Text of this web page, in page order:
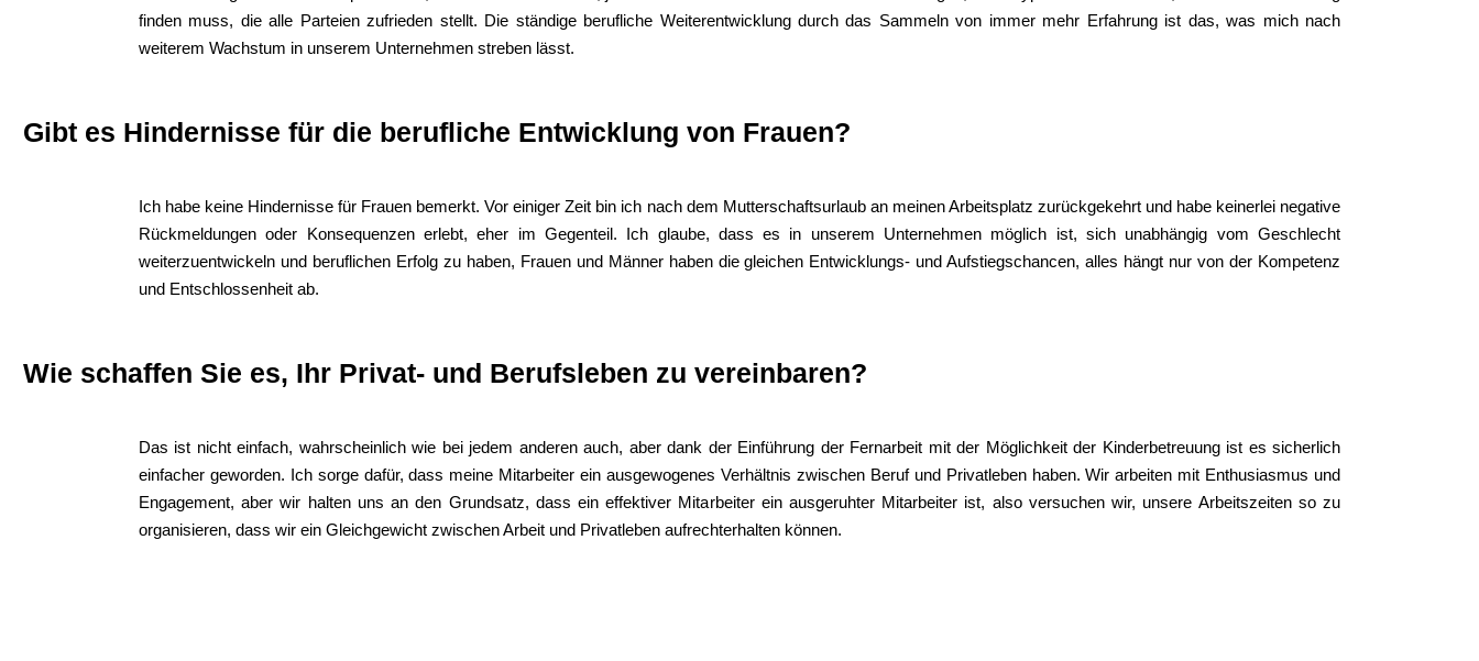
finden muss, die alle Parteien zufrieden stellt. Die ständige berufliche Weiterentwicklung durch das Sammeln von immer mehr Erfahrung ist das, was mich nach
weiterem Wachstum in unserem Unternehmen streben lässt.
Gibt es Hindernisse für die berufliche Entwicklung von Frauen?
Ich habe keine Hindernisse für Frauen bemerkt. Vor einiger Zeit bin ich nach dem Mutterschaftsurlaub an meinen Arbeitsplatz zurückgekehrt und habe keinerlei negative
Rückmeldungen oder Konsequenzen erlebt, eher im Gegenteil. Ich glaube, dass es in unserem Unternehmen möglich ist, sich unabhängig vom Geschlecht
weiterzuentwickeln und beruflichen Erfolg zu haben, Frauen und Männer haben die gleichen Entwicklungs- und Aufstiegschancen, alles hängt nur von der Kompetenz
und Entschlossenheit ab.
Wie schaffen Sie es, Ihr Privat- und Berufsleben zu vereinbaren?
Das ist nicht einfach, wahrscheinlich wie bei jedem anderen auch, aber dank der Einführung der Fernarbeit mit der Möglichkeit der Kinderbetreuung ist es sicherlich
einfacher geworden. Ich sorge dafür, dass meine Mitarbeiter ein ausgewogenes Verhältnis zwischen Beruf und Privatleben haben. Wir arbeiten mit Enthusiasmus und
Engagement, aber wir halten uns an den Grundsatz, dass ein effektiver Mitarbeiter ein ausgeruhter Mitarbeiter ist, also versuchen wir, unsere Arbeitszeiten so zu
organisieren, dass wir ein Gleichgewicht zwischen Arbeit und Privatleben aufrechterhalten können.